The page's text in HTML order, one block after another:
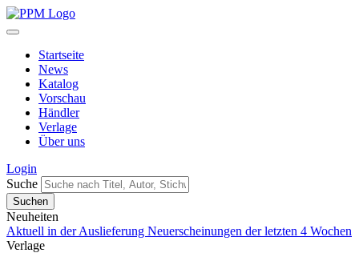
Startseite
News
Katalog
Vorschau
Händler
Verlage
Über uns
Login
Suche
Neuheiten
Aktuell in der Auslieferung Neuerscheinungen der letzten 4 Wochen
Verlage